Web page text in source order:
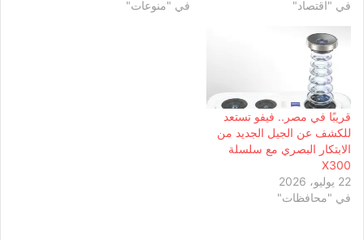
في "اقتصاد"
في "منوعات"
قريبًا في مصر.. فيفو تستعد
للكشف عن الجيل الجديد من
الابتكار البصري مع سلسلة
X300
22 يوليو، 2026
في "محافظات"